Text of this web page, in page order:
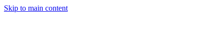
Skip to main content